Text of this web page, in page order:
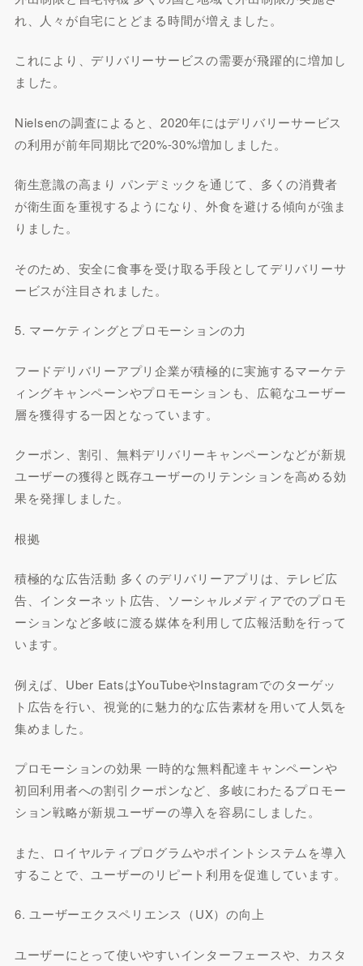
れ、人々が自宅にとどまる時間が増えました。
これにより、デリバリーサービスの需要が飛躍的に増加し
ました。
Nielsenの調査によると、2020年にはデリバリーサービス
の利用が前年同期比で20%-30%増加しました。
衛生意識の高まり パンデミックを通じて、多くの消費者
が衛生面を重視するようになり、外食を避ける傾向が強ま
りました。
そのため、安全に食事を受け取る手段としてデリバリーサ
ービスが注目されました。
5. マーケティングとプロモーションの力
フードデリバリーアプリ企業が積極的に実施するマーケテ
ィングキャンペーンやプロモーションも、広範なユーザー
層を獲得する一因となっています。
クーポン、割引、無料デリバリーキャンペーンなどが新規
ユーザーの獲得と既存ユーザーのリテンションを高める効
果を発揮しました。
根拠
積極的な広告活動 多くのデリバリーアプリは、テレビ広
告、インターネット広告、ソーシャルメディアでのプロモ
ーションなど多岐に渡る媒体を利用して広報活動を行って
います。
例えば、Uber EatsはYouTubeやInstagramでのターゲッ
ト広告を行い、視覚的に魅力的な広告素材を用いて人気を
集めました。
プロモーションの効果 一時的な無料配達キャンペーンや
初回利用者への割引クーポンなど、多岐にわたるプロモー
ション戦略が新規ユーザーの導入を容易にしました。
また、ロイヤルティプログラムやポイントシステムを導入
することで、ユーザーのリピート利用を促進しています。
6. ユーザーエクスペリエンス（UX）の向上
ユーザーにとって使いやすいインターフェースや、カスタ